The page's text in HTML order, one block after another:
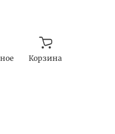
Корзина